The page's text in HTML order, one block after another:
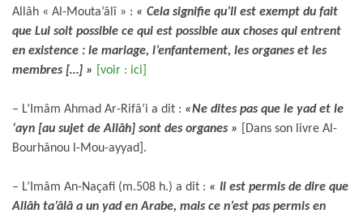
Allâh « Al-Mouta’âlî » : « Cela signifie qu’Il est exempt du fait
que Lui soit possible ce qui est possible aux choses qui entrent
en existence : le mariage, l’enfantement, les organes et les
membres […] » [voir : ici]
– L’Imâm Ahmad Ar-Rifâ’i a dit : «Ne dites pas que le yad et le
‘ayn [au sujet de Allâh] sont des organes »
[Dans son livre Al-
Bourhânou l-Mou-ayyad].
– L’Imâm An-Naçafi (m.508 h.) a dit : « Il est permis de dire que
Allâh ta’âlâ a un yad en Arabe, mais ce n’est pas permis en